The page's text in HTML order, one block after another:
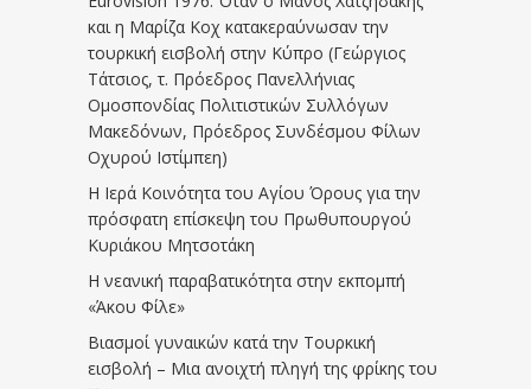
και η Μαρίζα Κοχ κατακεραύνωσαν την
τουρκική εισβολή στην Κύπρο (Γεώργιος
Τάτσιος, τ. Πρόεδρος Πανελλήνιας
Ομοσπονδίας Πολιτιστικών Συλλόγων
Μακεδόνων, Πρόεδρος Συνδέσμου Φίλων
Οχυρού Ιστίμπεη)
Η Ιερά Κοινότητα του Αγίου Όρους για την
πρόσφατη επίσκεψη του Πρωθυπουργού
Κυριάκου Μητσοτάκη
Η νεανική παραβατικότητα στην εκπομπή
«Άκου Φίλε»
Βιασμοί γυναικών κατά την Τουρκική
εισβολή – Μια ανοιχτή πληγή της φρίκης του